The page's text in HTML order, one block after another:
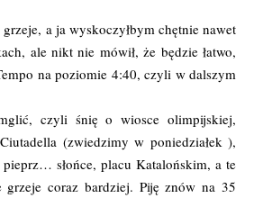
a ja wyskoczyłbym chętnie nawet
ale nikt nie mówił, że będzie łatwo,
na poziomie 4:40, czyli w dalszym
czyli śnię o wiosce olimpijskiej,
(zwiedzimy w poniedziałek ),
słońce, placu Katalońskim, a te
grzeje coraz bardziej. Piję znów na 35